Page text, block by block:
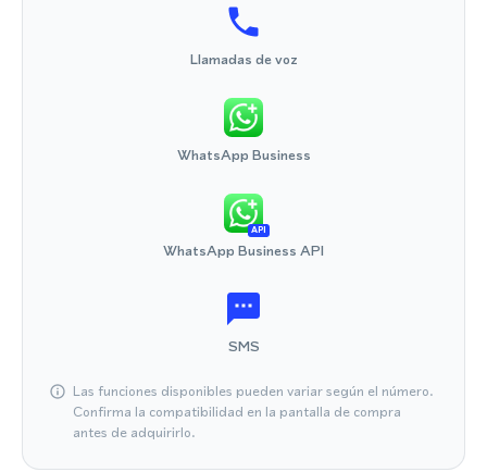
Llamadas de voz
WhatsApp Business
API
WhatsApp Business API
SMS
Las funciones disponibles pueden variar según el número.
Confirma la compatibilidad en la pantalla de compra
antes de adquirirlo.